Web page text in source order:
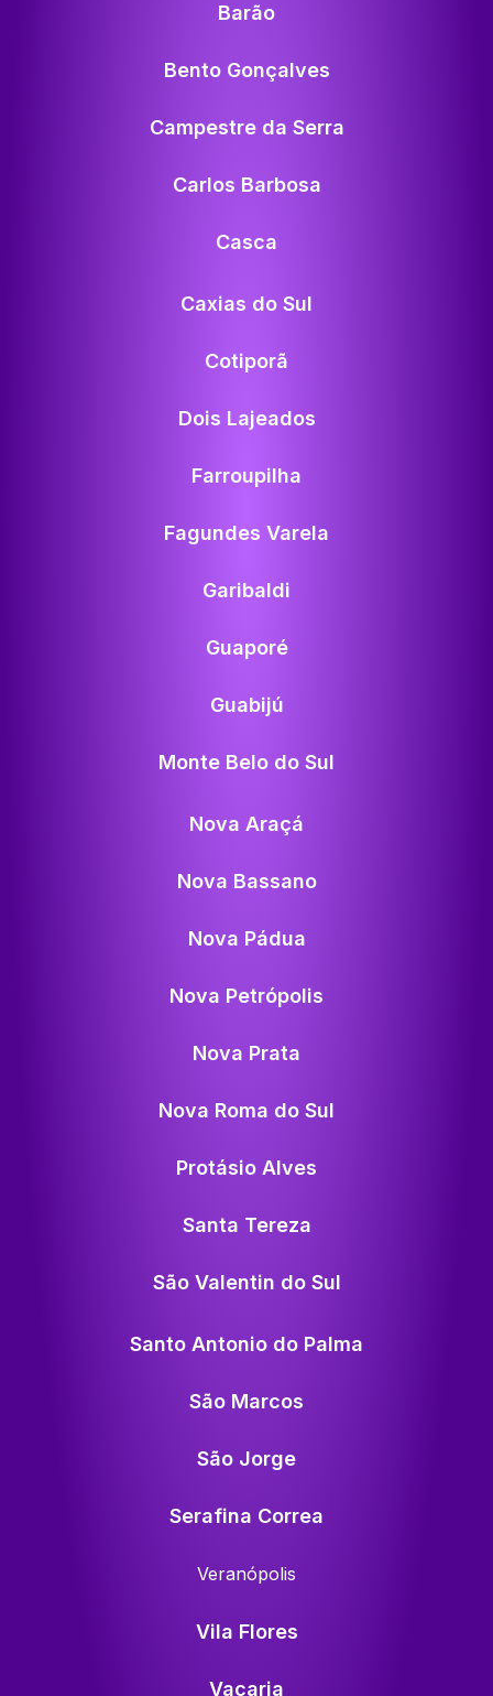
Barão
Bento Gonçalves
Campestre da Serra
Carlos Barbosa
Casca
Caxias do Sul
Cotiporã
Dois Lajeados
Farroupilha
Fagundes Varela
Garibaldi
Guaporé
Guabijú
Monte Belo do Sul
Nova Araçá
Nova Bassano
Nova Pádua
Nova Petrópolis
Nova Prata
Nova Roma do Sul
Protásio Alves
Santa Tereza
São Valentin do Sul
Santo Antonio do Palma
São Marcos
São Jorge
Serafina Correa
Veranópolis
Vila Flores
Vacaria